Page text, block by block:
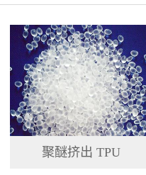
聚醚挤出 TPU